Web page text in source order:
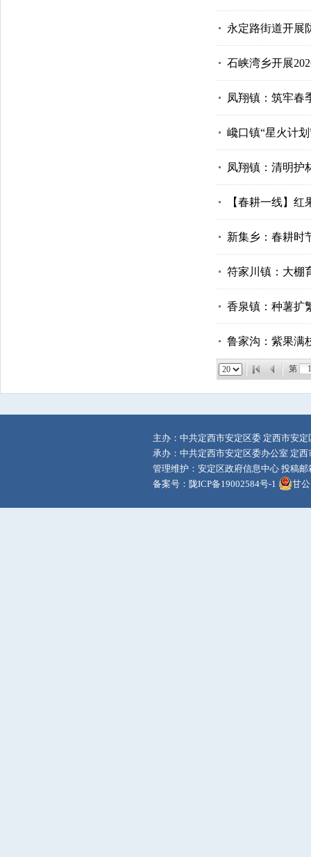
永定路街道开展
石峡湾乡开展
凤翔镇：筑牢春
巉口镇“星火计
凤翔镇：清明护
【春耕一线】
新集乡：春耕时
符家川镇：大棚
香泉镇：种薯扩
鲁家沟：紫果满
第
主办：中共定西市安定区委 定西市安定
承办：中共定西市安定区委办公室 定
管理维护：安定区政府信息中心 投稿邮
备案号： 陇ICP备19002584号-1 甘